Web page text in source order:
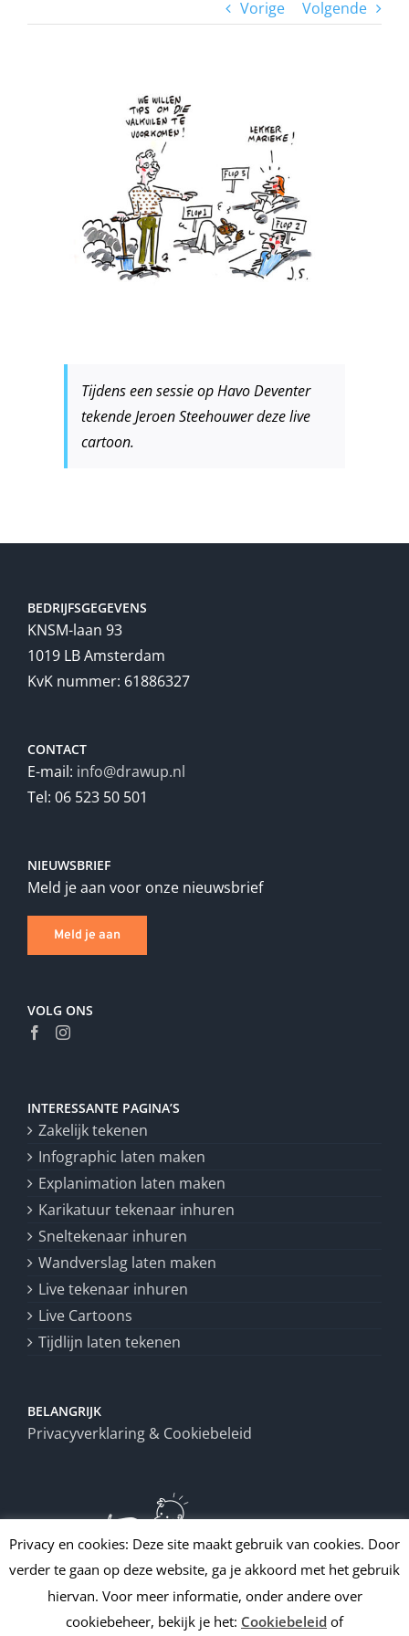
Vorige Volgende
Tijdens een sessie op Havo Deventer
tekende Jeroen Steehouwer deze live
cartoon.
BEDRIJFSGEGEVENS
KNSM-laan 93
1019 LB Amsterdam
KvK nummer: 61886327
CONTACT
E-mail: info@drawup.nl
Tel: 06 523 50 501
NIEUWSBRIEF
Meld je aan voor onze nieuwsbrief
Meld je aan
VOLG ONS
INTERESSANTE PAGINA’S
Zakelijk tekenen
Infographic laten maken
Explanimation laten maken
Karikatuur tekenaar inhuren
Sneltekenaar inhuren
Wandverslag laten maken
Live tekenaar inhuren
Live Cartoons
Tijdlijn laten tekenen
BELANGRIJK
Privacyverklaring & Cookiebeleid
Privacy en cookies: Deze site maakt gebruik van cookies. Door
verder te gaan op deze website, ga je akkoord met het gebruik
hiervan. Voor meer informatie, onder andere over
cookiebeheer, bekijk je het: Cookiebeleid of